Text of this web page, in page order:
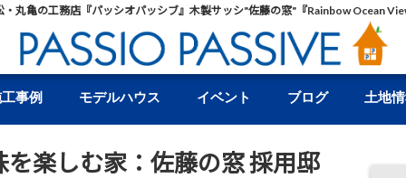
・丸亀の工務店『パッシオパッシブ』木製サッシ"佐藤の窓"『Rainbow Ocean
事例 モデルハウス イベント ブログ 土地
楽しむ家：佐藤の窓 採用邸